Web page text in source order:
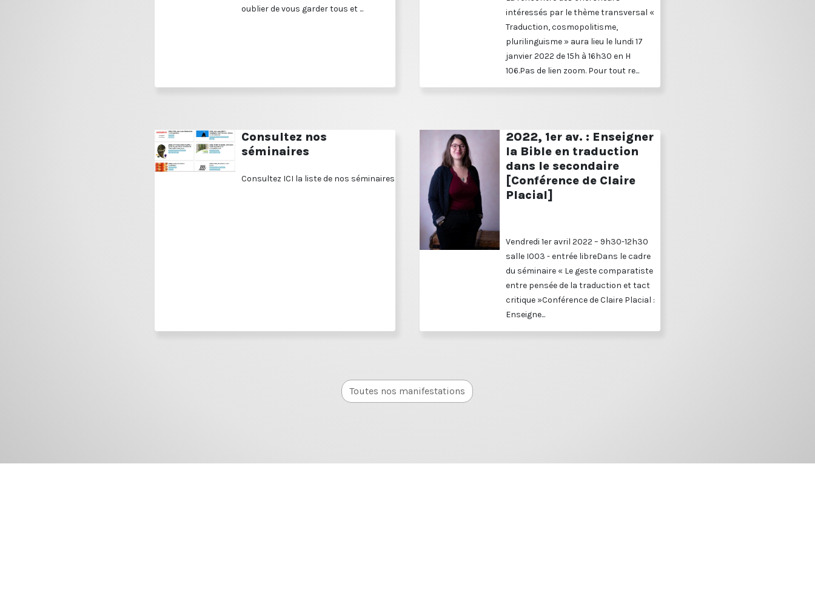
oublier de vous garder tous et ...
intéressés par le thème transversal «
Traduction, cosmopolitisme,
plurilinguisme » aura lieu le lundi 17
janvier 2022 de 15h à 16h30 en H
106.Pas de lien zoom. Pour tout re...
Consultez nos
séminaires
Consultez ICI la liste de nos séminaires
2022, 1er av. : Enseigner
la Bible en traduction
dans le secondaire
[Conférence de Claire
Placial]
Vendredi 1er avril 2022 – 9h30-12h30
salle I003 - entrée libreDans le cadre
du séminaire « Le geste comparatiste
entre pensée de la traduction et tact
critique »Conférence de Claire Placial :
Enseigne...
Toutes nos manifestations